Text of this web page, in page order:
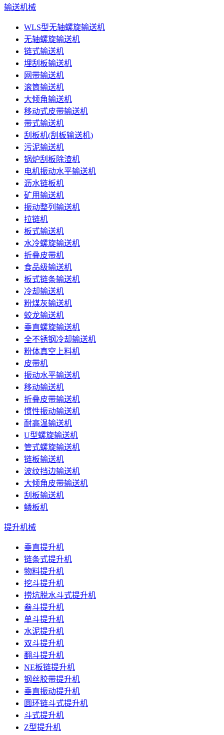
输送机械
WLS型无轴螺旋输送机
无轴螺旋输送机
链式输送机
埋刮板输送机
网带输送机
滚筒输送机
大倾角输送机
移动式皮带输送机
带式输送机
刮板机(刮板输送机)
污泥输送机
锅炉刮板除渣机
电机振动水平输送机
沥水链板机
矿用输送机
振动整列输送机
拉链机
板式输送机
水冷螺旋输送机
折叠皮带机
食品级输送机
板式链条输送机
冷却输送机
粉煤灰输送机
蛟龙输送机
垂直螺旋输送机
全不锈钢冷却输送机
粉体真空上料机
皮带机
振动水平输送机
移动输送机
折叠皮带输送机
惯性振动输送机
耐高温输送机
U型螺旋输送机
管式螺旋输送机
链板输送机
波纹挡边输送机
大倾角皮带输送机
刮板输送机
鳞板机
提升机械
垂直提升机
链条式提升机
物料提升机
挖斗提升机
捞坑脱水斗式提升机
畚斗提升机
单斗提升机
水泥提升机
双斗提升机
翻斗提升机
NE板链提升机
钢丝胶带提升机
垂直振动提升机
圆环链斗式提升机
斗式提升机
Z型提升机